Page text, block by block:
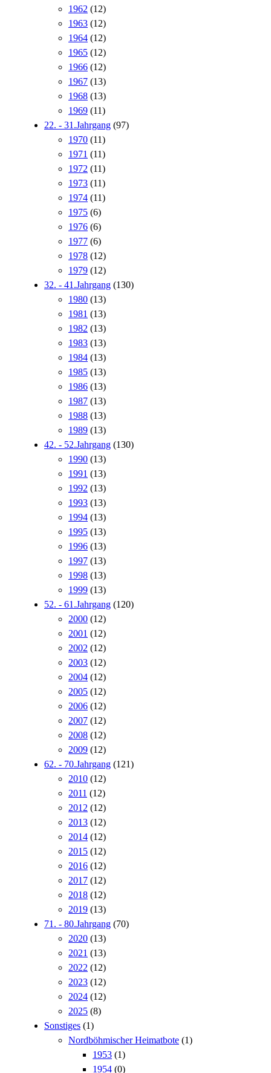
1962 (12)
1963 (12)
1964 (12)
1965 (12)
1966 (12)
1967 (13)
1968 (13)
1969 (11)
22. - 31.Jahrgang (97)
1970 (11)
1971 (11)
1972 (11)
1973 (11)
1974 (11)
1975 (6)
1976 (6)
1977 (6)
1978 (12)
1979 (12)
32. - 41.Jahrgang (130)
1980 (13)
1981 (13)
1982 (13)
1983 (13)
1984 (13)
1985 (13)
1986 (13)
1987 (13)
1988 (13)
1989 (13)
42. - 52.Jahrgang (130)
1990 (13)
1991 (13)
1992 (13)
1993 (13)
1994 (13)
1995 (13)
1996 (13)
1997 (13)
1998 (13)
1999 (13)
52. - 61.Jahrgang (120)
2000 (12)
2001 (12)
2002 (12)
2003 (12)
2004 (12)
2005 (12)
2006 (12)
2007 (12)
2008 (12)
2009 (12)
62. - 70.Jahrgang (121)
2010 (12)
2011 (12)
2012 (12)
2013 (12)
2014 (12)
2015 (12)
2016 (12)
2017 (12)
2018 (12)
2019 (13)
71. - 80.Jahrgang (70)
2020 (13)
2021 (13)
2022 (12)
2023 (12)
2024 (12)
2025 (8)
Sonstiges (1)
Nordböhmischer Heimatbote (1)
1953 (1)
1954 (0)